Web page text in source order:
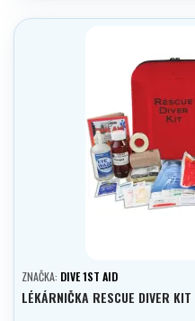
ZNAČKA: DIVE 1ST AID
LÉKÁRNIČKA RESCUE DIVER KIT